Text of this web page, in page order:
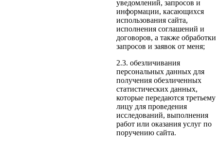
уведомлений, запросов и
информации, касающихся
использования сайта,
исполнения соглашений и
договоров, а также обработки
запросов и заявок от меня;
2.3. обезличивания
персональных данных для
получения обезличенных
статистических данных,
которые передаются третьему
лицу для проведения
исследований, выполнения
работ или оказания услуг по
поручению сайта.